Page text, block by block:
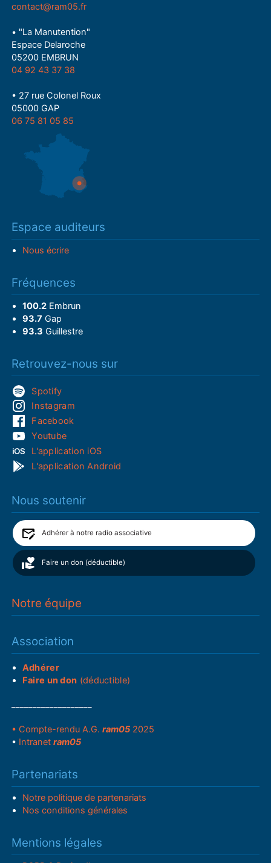
contact@ram05.fr
• "La Manutention"
Espace Delaroche
05200 EMBRUN
04 92 43 37 38
• 27 rue Colonel Roux
05000 GAP
06 75 81 05 85
Espace auditeurs
Nous écrire
Fréquences
100.2Embrun
93.7 Gap
93.3 Guillestre
Retrouvez-nous sur
Spotify
Instagram
Facebook
Youtube
L'application iOS
L'application Android
Nous soutenir
Adhérer à notre radio associative
Faire un don (déductible)
Notre équipe
Association
Adhérer
Faire un don (déductible)
• Compte-rendu A.G.ram05 2025
• Intranetram05
Partenariats
Notre politique de partenariats
Nos conditions générales
Mentions légales